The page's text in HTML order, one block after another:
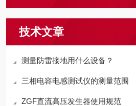
技术文章
测量防雷接地用什么设备？
三相电容电感测试仪的测量范围
ZGF直流高压发生器使用规范